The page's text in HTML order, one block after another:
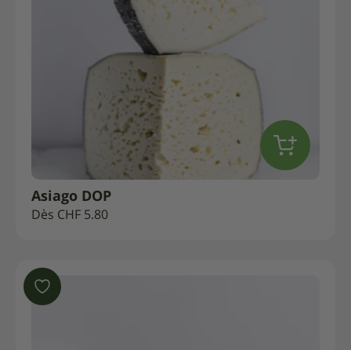
Asiago DOP
Dès CHF 5.80